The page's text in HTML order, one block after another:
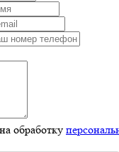
обработку